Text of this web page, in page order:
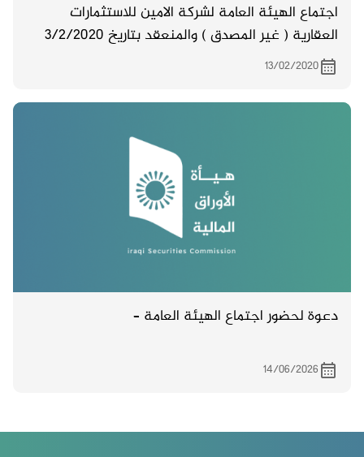
اجتماع الهيئة العامة لشركة الامين للاستثمارات
العقارية ( غير المصدق ) والمنعقد بتاريخ 3/2/2020
13/02/2020
دعوة لحضور اجتماع الهيئة العامة –
14/06/2026